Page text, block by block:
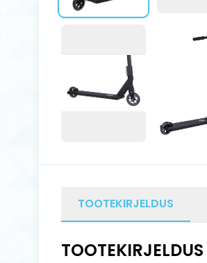
TOOTEKIRJELDUS
TOOTEKIRJELDUS